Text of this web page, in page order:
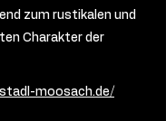
zum rustikalen und
Charakter der
moosach.de/